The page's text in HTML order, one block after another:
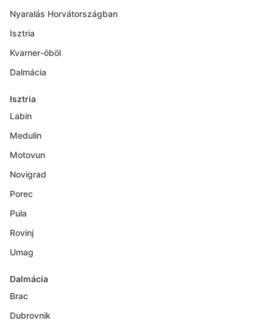
Nyaralás Horvátországban
Isztria
Kvarner-öböl
Dalmácia
Isztria
Labin
Medulin
Motovun
Novigrad
Porec
Pula
Rovinj
Umag
Dalmácia
Brac
Dubrovnik